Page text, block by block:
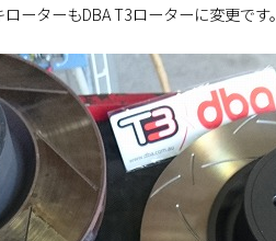
ーターもDBA T3ローターに変更です。